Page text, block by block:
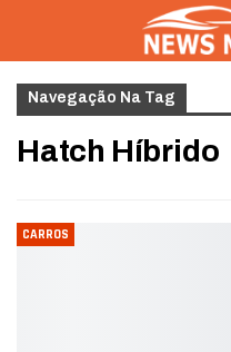
Navegação Na Tag
Hatch Híbrido
CARROS